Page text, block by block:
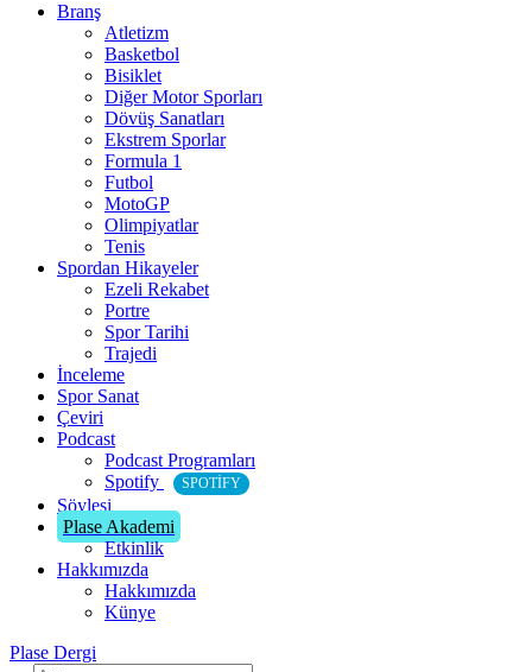
Branş
Atletizm
Basketbol
Bisiklet
Diğer Motor Sporları
Dövüş Sanatları
Ekstrem Sporlar
Formula 1
Futbol
MotoGP
Olimpiyatlar
Tenis
Spordan Hikayeler
Ezeli Rekabet
Portre
Spor Tarihi
Trajedi
İnceleme
Spor Sanat
Çeviri
Podcast
Podcast Programları
Spotify
SPOTIFY
Söyleşi
Plase Akademi
Etkinlik
Hakkımızda
Hakkımızda
Künye
Plase Dergi